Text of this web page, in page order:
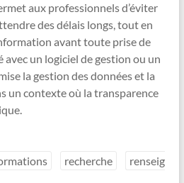
aux professionnels d’éviter
des délais longs, tout en
avant toute prise de
un logiciel de gestion ou un
la gestion des données et la
un contexte où la transparence
recherche
renseig